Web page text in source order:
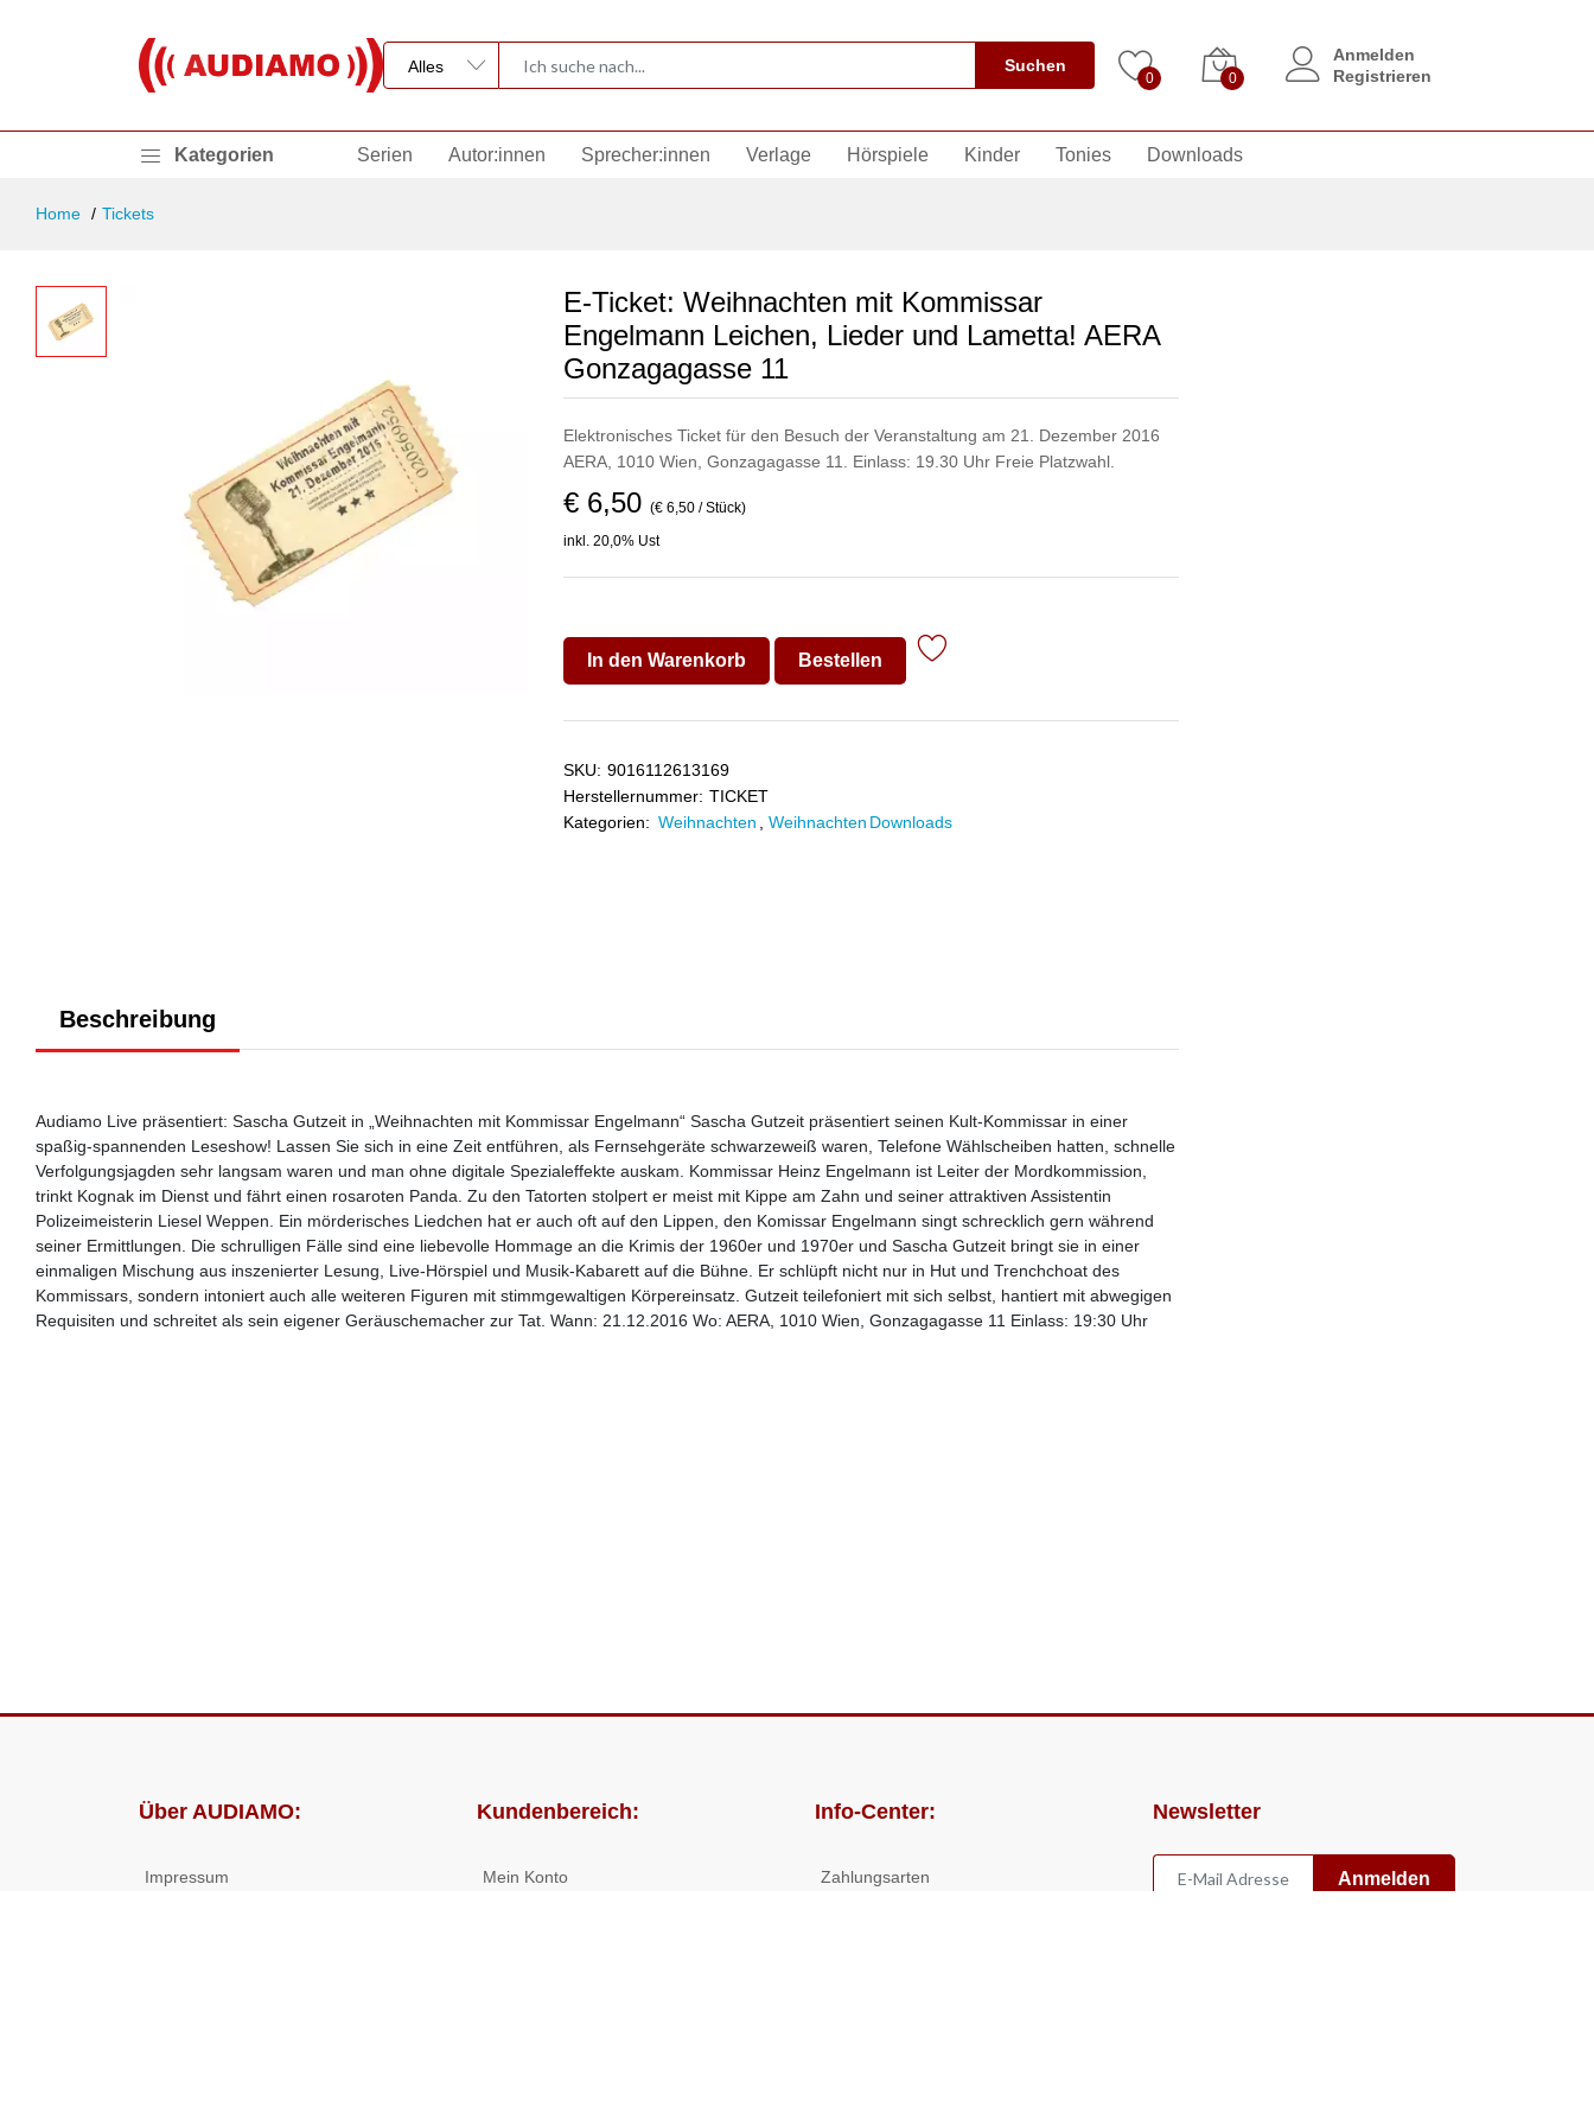
Suchen
0 0
Anmelden
Registrieren
Kategorien Serien Autor:innen Sprecher:innen Verlage Hörspiele Kinder Tonies Downloads
Home Tickets
E-Ticket: Weihnachten mit Kommissar
Engelmann Leichen, Lieder und Lametta! AERA
Gonzagagasse 11
Elektronisches Ticket für den Besuch der Veranstaltung am 21. Dezember 2016
AERA, 1010 Wien, Gonzagagasse 11. Einlass: 19.30 Uhr Freie Platzwahl.
€ 6,50 (€ 6,50 / Stück)
inkl. 20,0% Ust
In den Warenkorb Bestellen
SKU: 9016112613169
Herstellernummer: TICKET
Kategorien: Weihnachten Weihnachten Downloads
Beschreibung
Audiamo Live präsentiert: Sascha Gutzeit in „Weihnachten mit Kommissar Engelmann“ Sascha Gutzeit präsentiert seinen Kult-Kommissar in einer
spaßig-spannenden Leseshow! Lassen Sie sich in eine Zeit entführen, als Fernsehgeräte schwarzeweiß waren, Telefone Wählscheiben hatten, schnelle
Verfolgungsjagden sehr langsam waren und man ohne digitale Spezialeffekte auskam. Kommissar Heinz Engelmann ist Leiter der Mordkommission,
trinkt Kognak im Dienst und fährt einen rosaroten Panda. Zu den Tatorten stolpert er meist mit Kippe am Zahn und seiner attraktiven Assistentin
Polizeimeisterin Liesel Weppen. Ein mörderisches Liedchen hat er auch oft auf den Lippen, den Komissar Engelmann singt schrecklich gern während
seiner Ermittlungen. Die schrulligen Fälle sind eine liebevolle Hommage an die Krimis der 1960er und 1970er und Sascha Gutzeit bringt sie in einer
einmaligen Mischung aus inszenierter Lesung, Live-Hörspiel und Musik-Kabarett auf die Bühne. Er schlüpft nicht nur in Hut und Trenchchoat des
Kommissars, sondern intoniert auch alle weiteren Figuren mit stimmgewaltigen Körpereinsatz. Gutzeit teilefoniert mit sich selbst, hantiert mit abwegigen
Requisiten und schreitet als sein eigener Geräuschemacher zur Tat. Wann: 21.12.2016 Wo: AERA, 1010 Wien, Gonzagagasse 11 Einlass: 19:30 Uhr
Über AUDIAMO:
Impressum
Kundenbereich:
Mein Konto
Info-Center:
Zahlungsarten
Newsletter
Anmelden